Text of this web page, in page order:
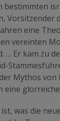
bestimmten
eine
vereinten
Er kam zu
Mythos
glorreiche
was die